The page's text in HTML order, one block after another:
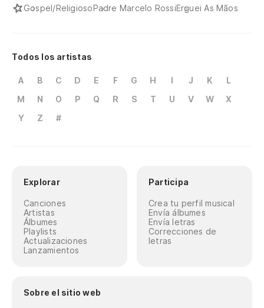
Gospel/ReligiosoPadre Marcelo RossiErguei As Mãos
Todos los artistas
A B C D E F G H I J K
L
M
N O P Q R S T U V W
X
Y
Z #
Explorar
Canciones
Artistas
Álbumes
Playlists
Actualizaciones
Lanzamientos
Participa
Crea tu perfil musical
Envía álbumes
Envía letras
Correcciones de
letras
Sobre el sitio web